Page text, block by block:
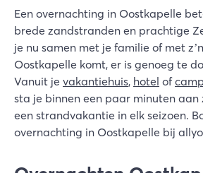
Een overnachting in Oostkapelle
brede zandstranden en prachtige
je nu samen met je familie of met
Oostkapelle komt, er is genoeg te
Vanuit je vakantiehuis, hotel of
sta je binnen een paar minuten aan
een strandvakantie in elk seizoen.
overnachting in Oostkapelle bij